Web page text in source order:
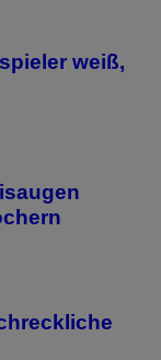
weiß,